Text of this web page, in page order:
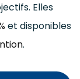
Elles
et disponibles
.